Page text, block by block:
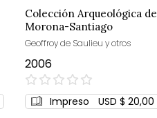
Colección Arqueológica de
Morona-Santiago
Geoffroy de Saulieu y otros
2006
0%
Impreso USD $ 20,00